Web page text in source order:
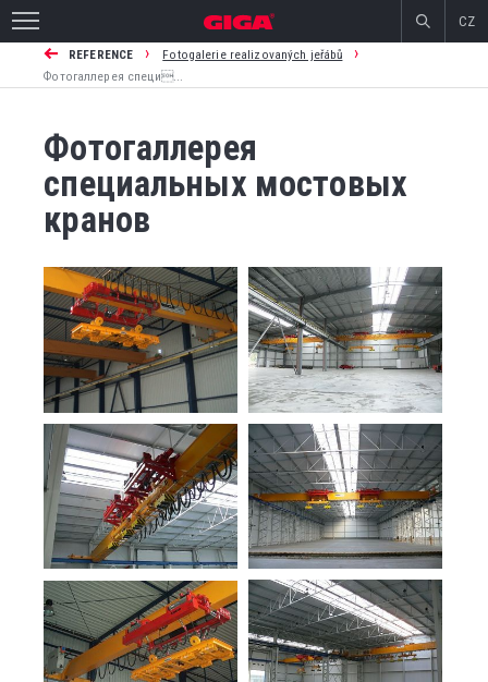
CZ
REFERENCE › Fotogalerie realizovaných jeřábů ›
Фотогаллерея специ...
Фотогаллерея
специальных мостовых
кранов